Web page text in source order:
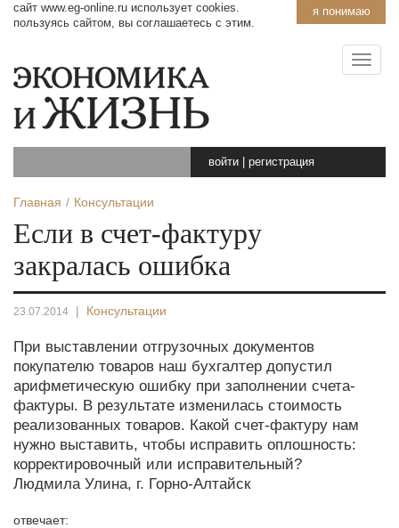
я понимаю
сайт www.eg-online.ru использует cookies.
пользуясь сайтом, вы соглашаетесь с этим.
войти регистрация
Главная Консультации
Если в счет-фактуру
закралась ошибка
23.07.2014 | Консультации
При выставлении отгрузочных документов
покупателю товаров наш бухгалтер допустил
арифметическую ошибку при заполнении счета-
фактуры. В результате изменилась стоимость
реализованных товаров. Какой счет-фактуру нам
нужно выставить, чтобы исправить оплошность:
корректировочный или исправительный?
Людмила Улина, г. Горно-Алтайск
отвечает: